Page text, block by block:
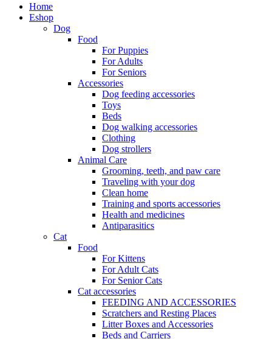
Home
Eshop
Dog
Food
For Puppies
For Adults
For Seniors
Accessories
Dog feeding accessories
Toys
Beds
Dog walking accessories
Clothing
Dog strollers
Animal Care
Grooming, teeth, and paw care
Traveling with your dog
Clean home
Training and sports accessories
Health and medicines
Antiparasitics
Cat
Food
For Kittens
For Adult Cats
For Senior Cats
Cat accessories
FEEDING AND ACCESSORIES
Scratchers and Resting Places
Litter Boxes and Accessories
Beds and Carriers